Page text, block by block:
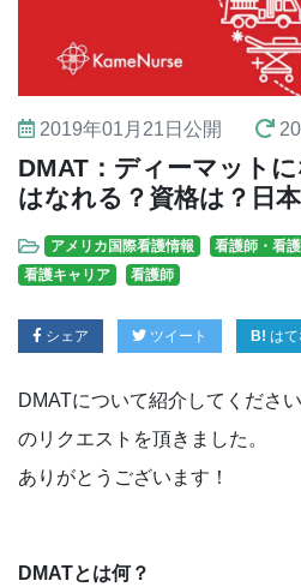
2019年01月21日 公開
DMAT：ディーマット
はなれる？資格は？日
アメリカ国際看護情報 看護師・看
看護キャリア
看護師
シェア ツイート はて
DMATについて紹介してください
のリクエストを頂きました。
ありがとうございます！
DMATとは何？